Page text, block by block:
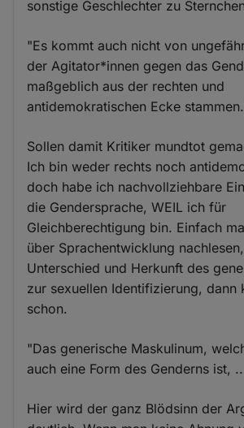
sonstige Geschlechter zu
"Es kommt auch nicht von
der Agitator*innen gegen das
maßgeblich aus der rechten und
antidemokratischen Ecke
Sollen damit Kritiker mundtot
Ich bin weder rechts noch
doch habe ich nachvollziehbare
die Gendersprache, WEIL ich für
Gleichberechtigung bin. Einfach
über Sprachentwicklung
Unterschied und Herkunft des
zur sexuellen Identifizierung, dann
schon.
"Das generische Maskulinum,
auch eine Form des Genderns ist,
Hier wird der ganz Blödsinn der